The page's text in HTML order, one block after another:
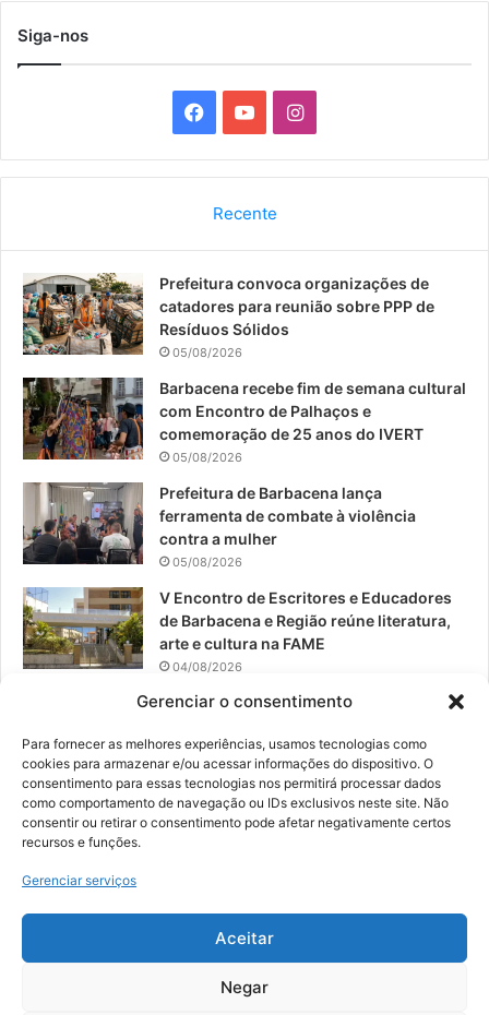
Gerenciar o consentimento
Para fornecer as melhores experiências, usamos tecnologias como
cookies para armazenar e/ou acessar informações do dispositivo. O
consentimento para essas tecnologias nos permitirá processar dados
como comportamento de navegação ou IDs exclusivos neste site. Não
consentir ou retirar o consentimento pode afetar negativamente certos
recursos e funções.
Gerenciar serviços
Aceitar
Negar
Siga-nos
a
b
o
k
o
u
b
I
n
a
a
Recente
Prefeitura convoca organizações de
catadores para reunião sobre PPP de
Resíduos Sólidos
05/08/2026
Barbacena recebe fim de semana cultural
com Encontro de Palhaços e
comemoração de 25 anos do IVERT
05/08/2026
Prefeitura de Barbacena lança
ferramenta de combate à violência
contra a mulher
05/08/2026
V Encontro de Escritores e Educadores
de Barbacena e Região reúne literatura,
arte e cultura na FAME
04/08/2026
Teatro da Pedra apresenta novo
04/08/2026
© 2026, Todos os direitos reservados | Desenvolvido por:
Digital Business| Hospedado por:NP Publicidade
Fale Conosco
Sobre Nós
Política de Segurança e Privacidade